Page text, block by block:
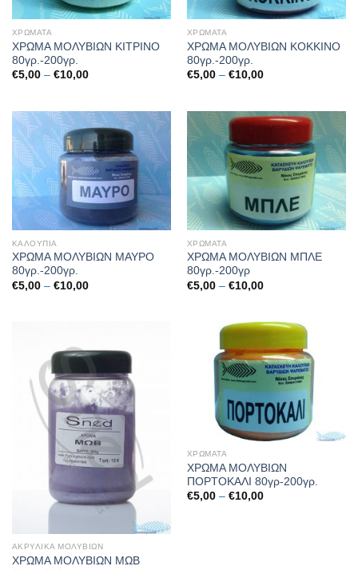
ΧΡΩΜΑΤΑ
ΧΡΩΜΑ ΜΟΛΥΒΙΩΝ ΚΙΤΡΙΝΟ
80γρ.-200γρ.
€5,00 – €10,00Price
€10,00
ΧΡΩΜΑΤΑ
ΧΡΩΜΑ ΜΟΛΥΒΙΩΝ ΚΟΚΚΙΝΟ
80γρ.-200γρ.
€5,00 – €10,00Price
€10,00
ΚΑΛΟΥΠΙΑ
ΧΡΩΜΑ ΜΟΛΥΒΙΩΝ ΜΑΥΡΟ
80γρ.-200γρ.
€5,00 – €10,00Price
ΧΡΩΜΑΤΑ
ΧΡΩΜΑ ΜΟΛΥΒΙΩΝ ΜΠΛΕ
80γρ.-200γρ
€5,00 – €10,00Price
€10,00
ΑΚΡΥΛΙΚΑ ΜΟΛΥΒΙΩΝ
ΧΡΩΜΑ ΜΟΛΥΒΙΩΝ ΜΩΒ
ΧΡΩΜΑΤΑ
ΧΡΩΜΑ ΜΟΛΥΒΙΩΝ
ΠΟΡΤΟΚΑΛΙ 80γρ-200γρ.
€5,00 – €10,00Price